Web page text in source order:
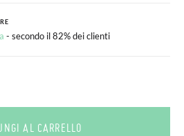
- secondo il 82% dei clienti
AL CARRELLO